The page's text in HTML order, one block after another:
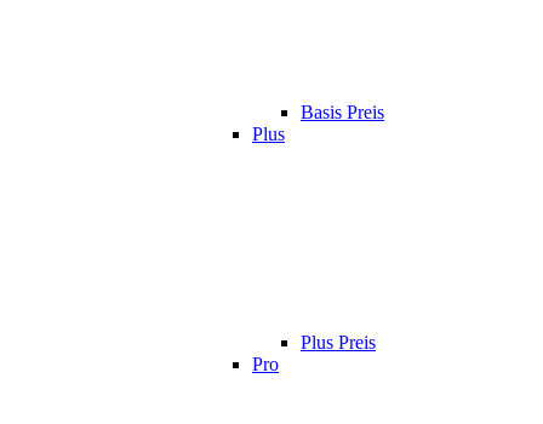
Basis Preis
Plus
Plus Preis
Pro